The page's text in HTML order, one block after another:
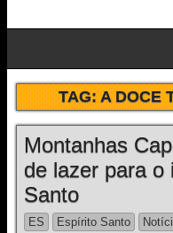
TAG:A DOCE
Montanhas
de lazer para o
Santo
ES Espírito Santo